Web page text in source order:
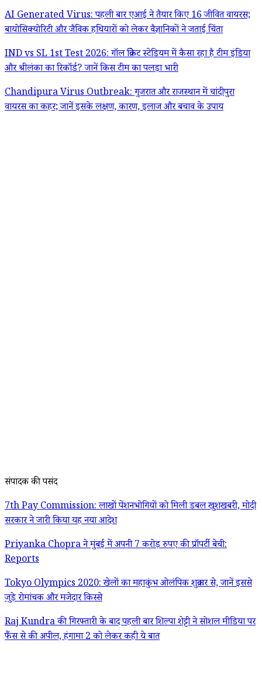
AI Generated Virus: पहली बार एआई ने तैयार किए 16 जीवित वायरस;
बायोसिक्योरिटी और जैविक हथियारों को लेकर वैज्ञानिकों ने जताई चिंता
IND vs SL 1st Test 2026: गॉल क्रिकेट स्टेडियम में कैसा रहा है टीम इंडिया
और श्रीलंका का रिकॉर्ड? जानें किस टीम का पलड़ा भारी
Chandipura Virus Outbreak: गुजरात और राजस्थान में चांदीपुरा
वायरस का कहर; जानें इसके लक्षण, कारण, इलाज और बचाव के उपाय
संपादक की पसंद
7th Pay Commission: लाखों पेंशनभोगियों को मिली डबल खुशखबरी, मोदी
सरकार ने जारी किया यह नया आदेश
Priyanka Chopra ने मुंबई में अपनी 7 करोड़ रुपए की प्रॉपर्टी बेची:
Reports
Tokyo Olympics 2020: खेलों का महाकुंभ ओलंपिक शुक्रवार से, जानें इससे
जुड़े रोमांचक और मजेदार किस्से
Raj Kundra की गिरफ्तारी के बाद पहली बार शिल्पा शेट्टी ने सोशल मीडिया पर
फैंस से की अपील, हंगामा 2 को लेकर कही ये बात